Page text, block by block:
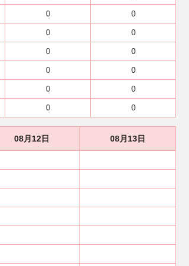
0 0
0 0
0 0
0 0
0 0
0 0
08月12日 08月13日